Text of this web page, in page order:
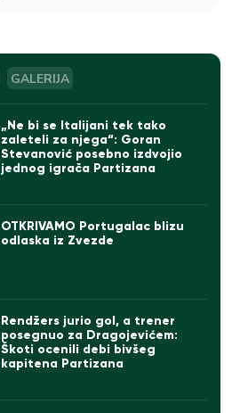
GALERIJA
„Ne bi se Italijani tek tako
zaleteli za njega“: Goran
Stevanović posebno izdvojio
jednog igrača Partizana
OTKRIVAMO Portugalac blizu
odlaska iz Zvezde
Rendžers jurio gol, a trener
posegnuo za Dragojevićem:
Škoti ocenili debi bivšeg
kapitena Partizana